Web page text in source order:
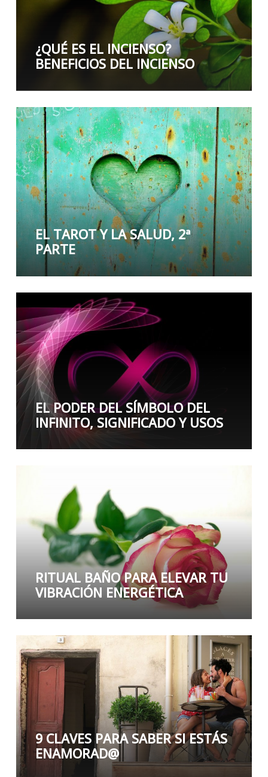
¿QUÉ ES EL INCIENSO?
BENEFICIOS DEL INCIENSO
EL TAROT Y LA SALUD, 2ª
PARTE
EL PODER DEL SÍMBOLO DEL
INFINITO, SIGNIFICADO Y USOS
RITUAL BAÑO PARA ELEVAR TU
VIBRACIÓN ENERGÉTICA
9 CLAVES PARA SABER SI ESTÁS
ENAMORAD@